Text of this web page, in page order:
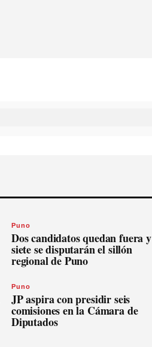
Puno
Dos candidatos quedan fuera y
siete se disputarán el sillón
regional de Puno
Puno
JP aspira con presidir seis
comisiones en la Cámara de
Diputados